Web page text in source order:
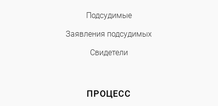
Подсудимые
Заявления подсудимых
Свидетели
ПРОЦЕСС